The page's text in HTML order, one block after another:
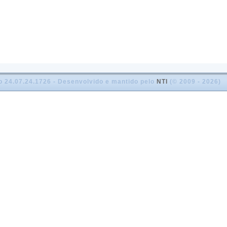
24.07.24.1726 - Desenvolvido e mantido pelo NTI (© 2009 - 2026)